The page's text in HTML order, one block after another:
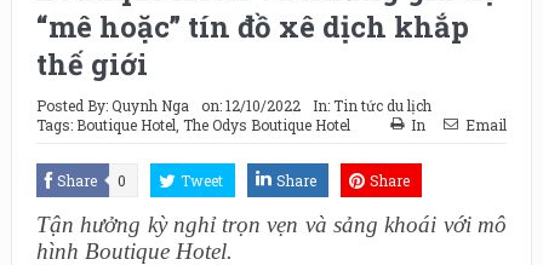
“mê hoặc” tín đồ xê dịch khắp
thế giới
Posted By:Quynh Nga on:12/10/2022 In:Tin tức du lịch
Tags: Boutique Hotel The Odys Boutique Hotel In Email
Share 0 Tweet Share Share
Tận hưởng kỳ nghỉ trọn vẹn và sảng khoái với mô
hình Boutique Hotel.